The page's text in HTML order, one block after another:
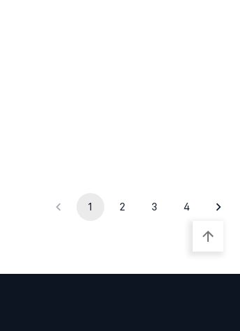
1 2 3 4